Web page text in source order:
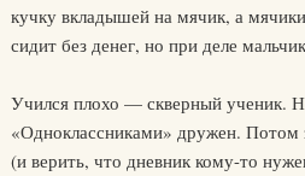
кучку вкладышей на мячик, а
сидит без денег, но при деле
Учился плохо — скверный ученик.
«Одноклассниками» дружен. Потом
(и верить, что дневник кому-то